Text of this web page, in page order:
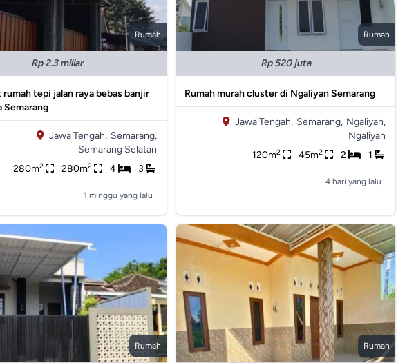
Rumah
Rp 2.3 miliar
tepi jalan raya bebas banjir
Semarang
Jawa Tengah, Semarang,
Semarang Selatan
280m2 280m2 4 3
1 minggu yang lalu
Rumah
Rp 520 juta
Rumah murah cluster di Ngaliyan Semarang
Jawa Tengah, Semarang, Ngaliyan,
Ngaliyan
120m2 45m2 2 1
4 hari yang lalu
Rumah Rumah